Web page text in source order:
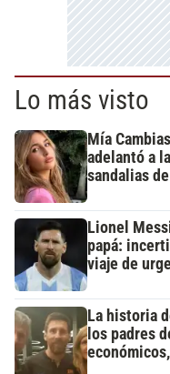
Lo más visto
Mía
adelantó a
sandalias
Lionel
papá:
viaje de
La historia
los padres